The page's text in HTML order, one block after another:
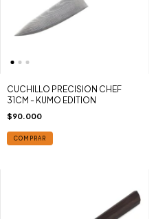
CUCHILLO PRECISION CHEF
31CM - KUMO EDITION
$90.000
COMPRAR